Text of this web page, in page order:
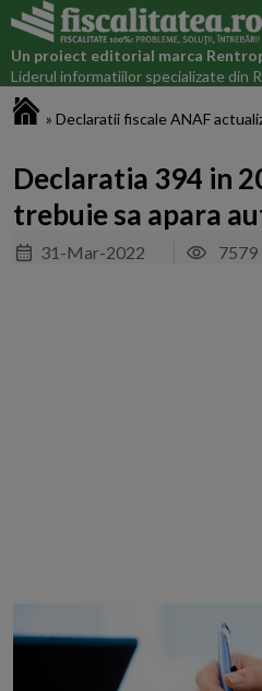
Un proiect editorial marca
Liderul informatiilor specializate din
» Declaratii fiscale ANAF
Declaratia 394 in
trebuie sa apara
31-Mar-2022 7579